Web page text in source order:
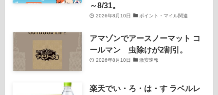
～8/31。
2026年8月10日 ポイント・マイル関連
アマゾンでアースノーマット コ
ールマン 虫除けが2割引。
2026年8月10日 激安速報
楽天でい・ろ・は・す ラベルレ